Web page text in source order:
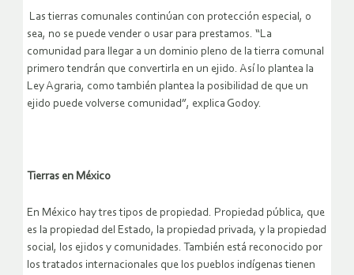
Las tierras comunales continúan con protección especial, o
sea, no se puede vender o usar para prestamos. “La
comunidad para llegar a un dominio pleno de la tierra comunal
primero tendrán que convertirla en un ejido. Así lo plantea la
Ley Agraria, como también plantea la posibilidad de que un
ejido puede volverse comunidad”, explica Godoy.
Tierras en México
En México hay tres tipos de propiedad. Propiedad pública, que
es la propiedad del Estado, la propiedad privada, y la propiedad
social, los ejidos y comunidades. También está reconocido por
los tratados internacionales que los pueblos indígenas tienen